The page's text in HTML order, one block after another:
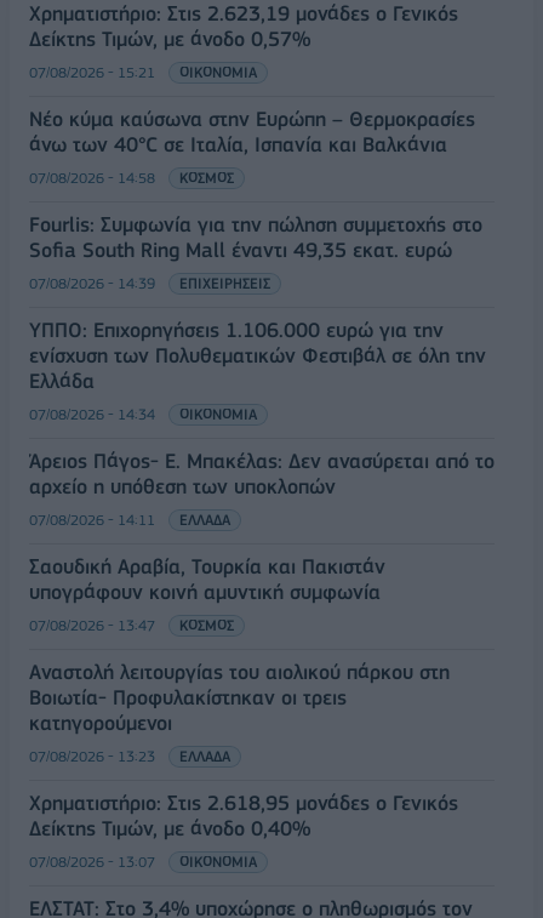
Χρηματιστήριο: Στις 2.623,19 μονάδες ο Γενικός
Δείκτης Τιμών, με άνοδο 0,57%
07/08/2026 - 15:21 ΟΙΚΟΝΟΜΙΑ
Νέο κύμα καύσωνα στην Ευρώπη – Θερμοκρασίες
άνω των 40°C σε Ιταλία, Ισπανία και Βαλκάνια
07/08/2026 - 14:58 ΚΟΣΜΟΣ
Fourlis: Συμφωνία για την πώληση συμμετοχής στο
Sofia South Ring Mall έναντι 49,35 εκατ. ευρώ
07/08/2026 - 14:39 ΕΠΙΧΕΙΡΗΣΕΙΣ
ΥΠΠΟ: Επιχορηγήσεις 1.106.000 ευρώ για την
ενίσχυση των Πολυθεματικών Φεστιβάλ σε όλη την
Ελλάδα
07/08/2026 - 14:34 ΟΙΚΟΝΟΜΙΑ
Άρειος Πάγος- Ε. Μπακέλας: Δεν ανασύρεται από το
αρχείο η υπόθεση των υποκλοπών
07/08/2026 - 14:11 ΕΛΛΑΔΑ
Σαουδική Αραβία, Τουρκία και Πακιστάν
υπογράφουν κοινή αμυντική συμφωνία
07/08/2026 - 13:47 ΚΟΣΜΟΣ
Αναστολή λειτουργίας του αιολικού πάρκου στη
Βοιωτία- Προφυλακίστηκαν οι τρεις
κατηγορούμενοι
07/08/2026 - 13:23 ΕΛΛΑΔΑ
Χρηματιστήριο: Στις 2.618,95 μονάδες ο Γενικός
Δείκτης Τιμών, με άνοδο 0,40%
07/08/2026 - 13:07 ΟΙΚΟΝΟΜΙΑ
ΕΛΣΤΑΤ: Στο 3,4% υποχώρησε ο πληθωρισμός τον